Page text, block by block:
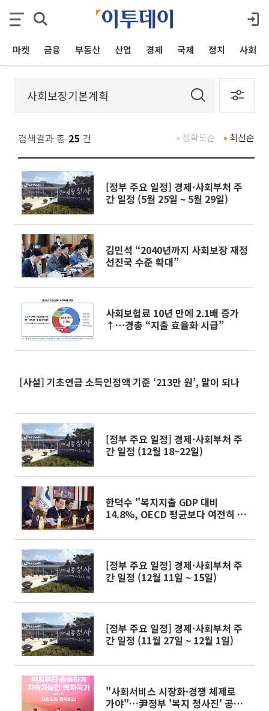
마켓 금융 부동산 산업 경제 국제 정치 사회
검색결과 총 25 건 최신순
정확도순
[정부 주요 일정] 경제·사회부처 주
간 일정 (5월 25일 ~ 5월 29일)
김민석 “2040년까지 사회보장 재정
선진국 수준 확대”
사회보험료 10년 만에 2.1배 증가
↑…경총 “지출 효율화 시급”
[사설] 기초연금 소득인정액 기준 ‘213만 원’, 말이 되나
[정부 주요 일정] 경제·사회부처 주
간 일정 (12월 18~22일)
한덕수 "복지지출 GDP 대비
14.8%, OECD 평균보다 여전히 낮
[정부 주요 일정] 경제·사회부처 주
간 일정 (12월 11일 ~ 15일)
[정부 주요 일정] 경제·사회부처 주
간 일정 (11월 27일 ~ 12월 1일)
"사회서비스 시장화·경쟁 체제로
가야"…尹정부 '복지 청사진' 공개